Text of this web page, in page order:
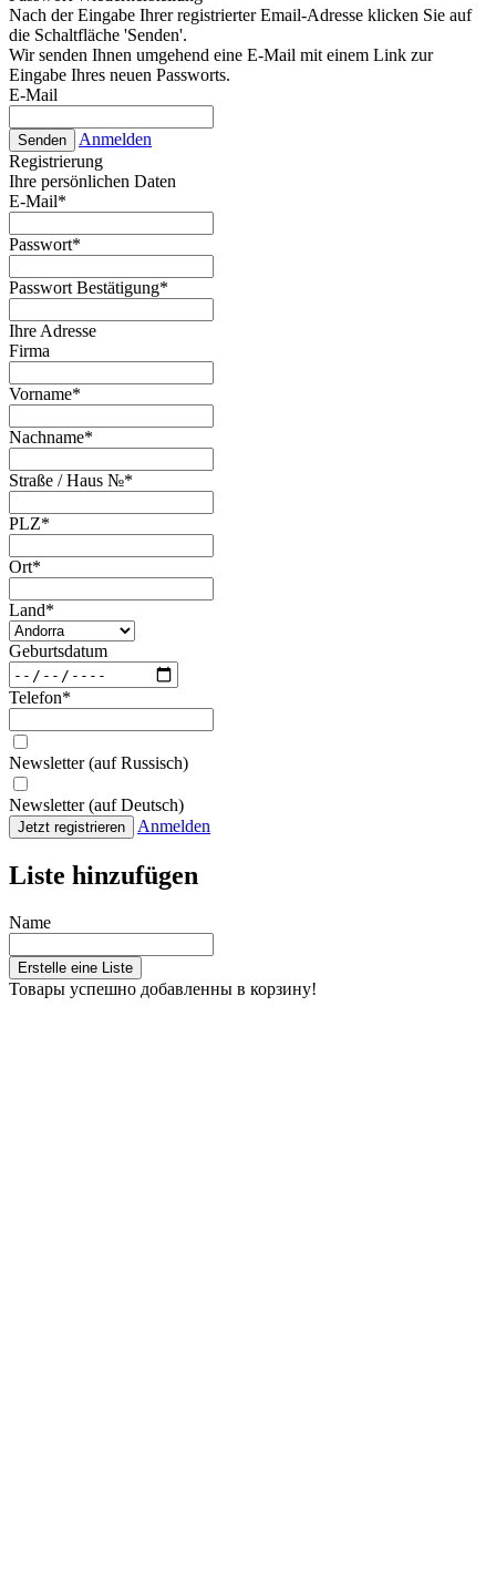
Nach der Eingabe Ihrer registrierter Email-Adresse klicken Sie auf
die Schaltfläche 'Senden'.
Wir senden Ihnen umgehend eine E-Mail mit einem Link zur
Eingabe Ihres neuen Passworts.
E-Mail
Senden
Anmelden
Registrierung
Ihre persönlichen Daten
E-Mail*
Passwort*
Passwort Bestätigung*
Ihre Adresse
Firma
Vorname*
Nachname*
Straße / Haus №*
PLZ*
Ort*
Land*
Geburtsdatum
Telefon*
Newsletter (auf Russisch)
Newsletter (auf Deutsch)
Jetzt registrieren Anmelden
Liste hinzufügen
Name
Erstelle eine Liste
Товары успешно добавленны в корзину!